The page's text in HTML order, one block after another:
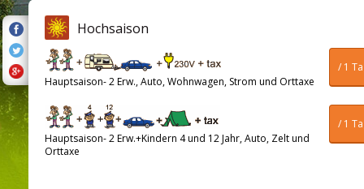
Hochsaison
/ 1
Hauptsaison- 2 Erw., Auto, Wohnwagen, Strom und Orttaxe
/ 1
Hauptsaison- 2 Erw.+Kindern 4 und 12 Jahr, Auto, Zelt und
Orttaxe